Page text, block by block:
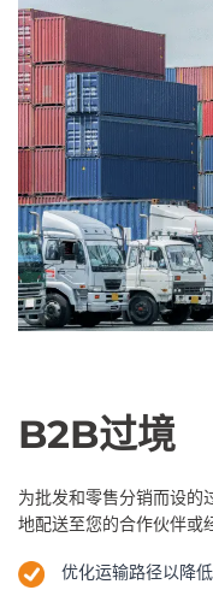
B2B过境
为批发和零售分销而设的
地配送至您的合作伙伴或
优化运输路径以降